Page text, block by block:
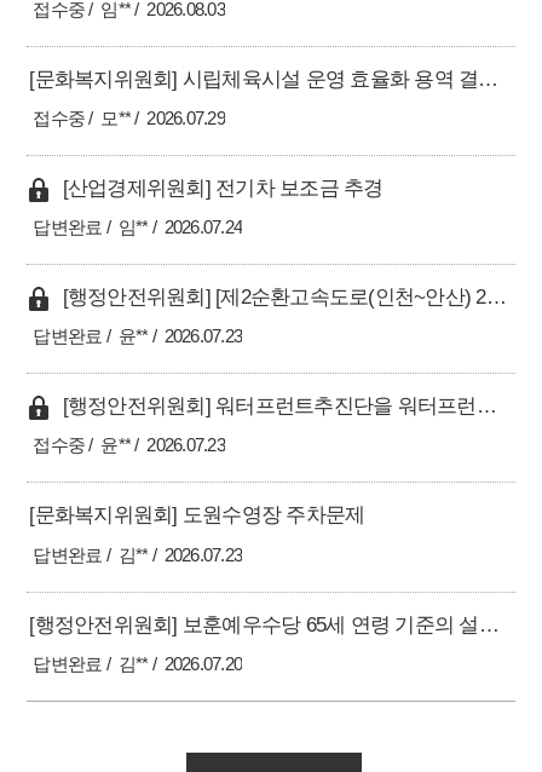
접수중 임** 2026.08.03
[문화복지위원회] 시립체육시설 운영 효율화 용역 결과에 따른 남동경기장 주차 정상화 및 인프라 구축 촉구
접수중 모** 2026.07.29
[산업경제위원회] 전기차 보조금 추경
답변완료 임** 2026.07.24
[행정안전위원회] [제2순환고속도로(인천~안산) 2구간 골든하버 통과안 관련] 외부 전문가 영입 및 전담 TF 설립 건의
답변완료 윤** 2026.07.23
[행정안전위원회] 워터프런트추진단을 워터프런트과(課)로 승격 및 전문직 과장 배치 건의
접수중 윤** 2026.07.23
[문화복지위원회] 도원수영장 주차문제
답변완료 김** 2026.07.23
[행정안전위원회] 보훈예우수당 65세 연령 기준의 설정 근거 및 단계적 개선방안 재검토 요청
답변완료 김** 2026.07.20